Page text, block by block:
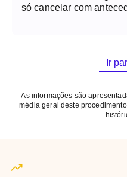
só cancelar com
Ir
As informações são
média geral deste